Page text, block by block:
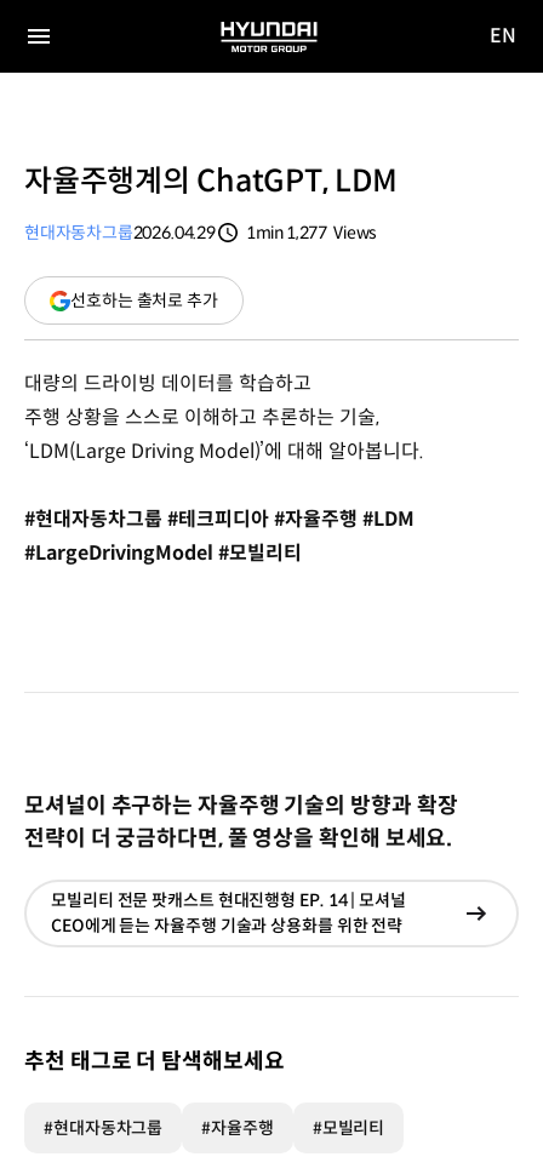
전체
HYUNDAI
MOTOR
EN
자율주행계의 ChatGPT, LDM
현대자동차그룹2026.04.29
1min1,277 Views
선호하는 출처로 추가(새
창
대량의 드라이빙 데이터를 학습하고
주행 상황을 스스로 이해하고 추론하는 기술,
‘LDM(Large Driving Model)’에 대해 알아봅니다.
#현대자동차그룹 #테크피디아 #자율주행 #LDM
#LargeDrivingModel #모빌리티
모셔널이 추구하는 자율주행 기술의 방향과 확장
전략이 더 궁금하다면, 풀 영상을 확인해 보세요.
모빌리티 전문 팟캐스트 현대진행형 EP. 14 | 모셔널
CEO에게 듣는 자율주행 기술과 상용화를 위한 전략
현재
이동
추천 태그로 더 탐색해보세요
#현대자동차그룹 #자율주행 #모빌리티